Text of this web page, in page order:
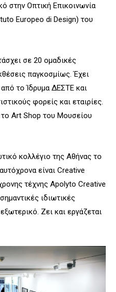
στην Οπτική Επικοινωνία
Europeo di Design) του
σε 20 ομαδικές
παγκοσμίως. Έχει
από το Ίδρυμα ΔΕΣΤΕ και
φορείς και εταιρίες.
Art Shop του Μουσείου
κολλέγιο της Αθήνας το
είναι Creative
τέχνης Apolyto Creative
ιδιωτικές
Ζει και εργάζεται